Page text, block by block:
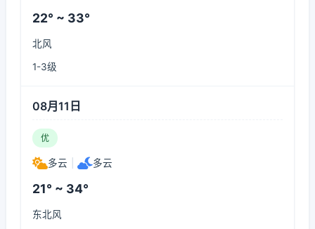
22° ~ 33°
北风
1-3级
08月11日
优
多云 多云
21° ~ 34°
东北风